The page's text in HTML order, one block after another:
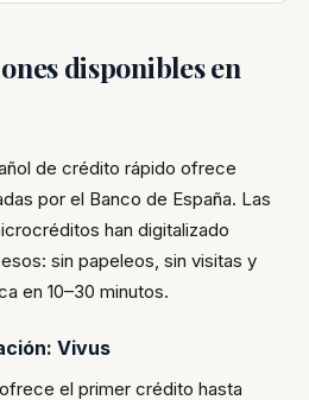
disponibles en
de crédito rápido ofrece
por el Banco de España. Las
han digitalizado
sin papeleos, sin visitas y
en 10–30 minutos.
Vivus
el primer crédito hasta